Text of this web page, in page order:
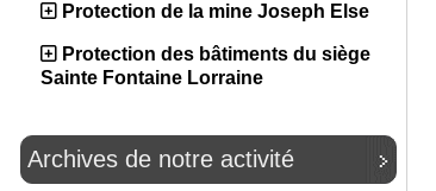
Protection de la mine Joseph Else
Protection des bâtiments du siège
Sainte Fontaine Lorraine
Archives de notre activité